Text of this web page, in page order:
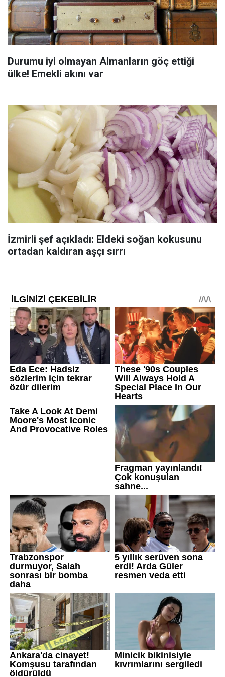
Durumu iyi olmayan Almanların göç ettiği
ülke! Emekli akını var
İzmirli şef açıkladı: Eldeki soğan kokusunu
ortadan kaldıran aşçı sırrı